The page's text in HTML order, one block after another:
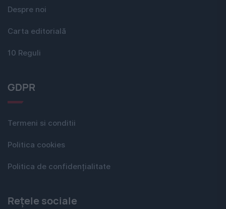
Despre noi
Carta editorială
10 Reguli
GDPR
Termeni si conditii
Politica cookies
Politica de confidențialitate
Rețele sociale